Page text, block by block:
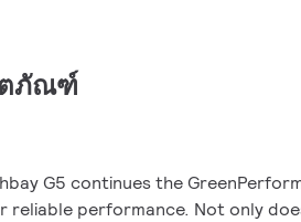
ตภัณฑ์
G5 continues the
reliable performance. Not only